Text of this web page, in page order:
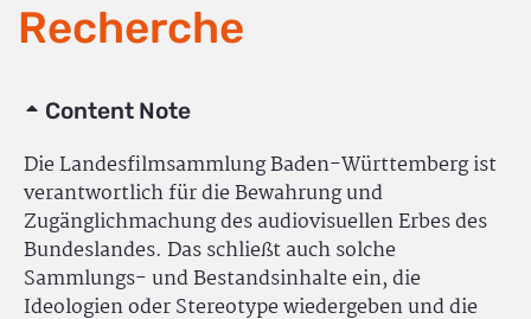
Recherche
Content Note
Die Landesfilmsammlung Baden-Württemberg ist
verantwortlich für die Bewahrung und
Zugänglichmachung des audiovisuellen Erbes des
Bundeslandes. Das schließt auch solche
Sammlungs- und Bestandsinhalte ein, die
Ideologien oder Stereotype wiedergeben und die